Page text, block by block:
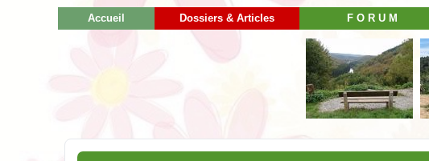
Accueil Dossiers & Articles F O R U M